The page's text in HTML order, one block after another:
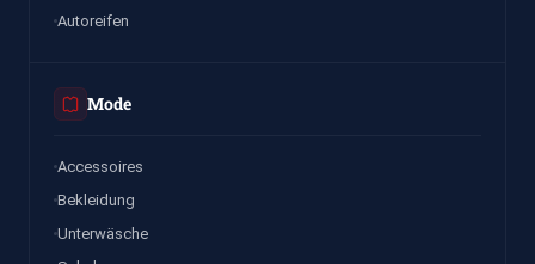
Autoreifen
Mode
Accessoires
Bekleidung
Unterwäsche